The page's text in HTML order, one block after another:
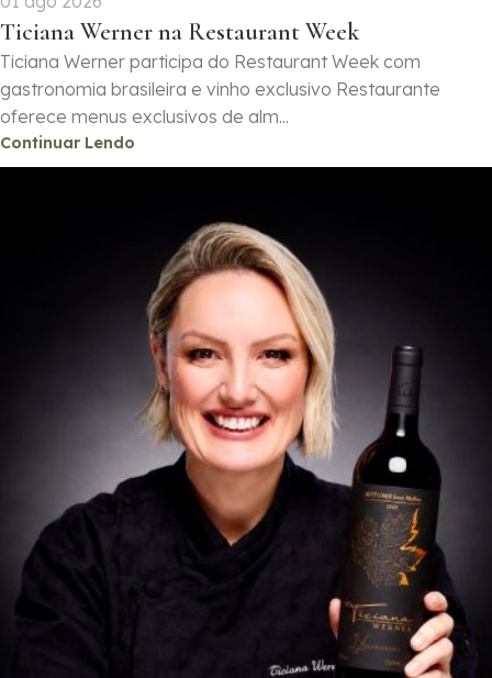
Ticiana Werner na Restaurant Week
Ticiana Werner participa do Restaurant Week com
gastronomia brasileira e vinho exclusivo Restaurante
oferece menus exclusivos de alm...
Continuar Lendo